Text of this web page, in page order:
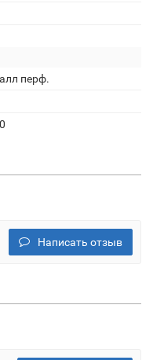
перф.
Написать отзыв